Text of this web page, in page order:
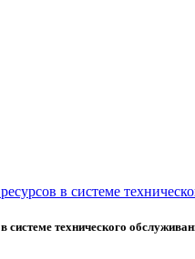
в системе
технического